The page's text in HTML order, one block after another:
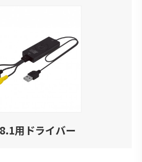
用ドライバー